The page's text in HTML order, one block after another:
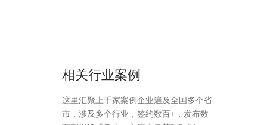
相关行业案例
这里汇聚上千家案例企业遍及全国多个省
市，涉及多个行业，签约数百+，发布数